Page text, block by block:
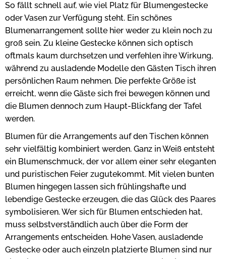
So fällt schnell auf, wie viel Platz für Blumengestecke
oder Vasen zur Verfügung steht. Ein schönes
Blumenarrangement sollte hier weder zu klein noch zu
groß sein. Zu kleine Gestecke können sich optisch
oftmals kaum durchsetzen und verfehlen ihre Wirkung,
während zu ausladende Modelle den Gästen Tisch ihren
persönlichen Raum nehmen. Die perfekte Größe ist
erreicht, wenn die Gäste sich frei bewegen können und
die Blumen dennoch zum Haupt-Blickfang der Tafel
werden.
Blumen für die Arrangements auf den Tischen können
sehr vielfältig kombiniert werden. Ganz in Weiß entsteht
ein Blumenschmuck, der vor allem einer sehr eleganten
und puristischen Feier zugutekommt. Mit vielen bunten
Blumen hingegen lassen sich frühlingshafte und
lebendige Gestecke erzeugen, die das Glück des Paares
symbolisieren. Wer sich für Blumen entschieden hat,
muss selbstverständlich auch über die Form der
Arrangements entscheiden. Hohe Vasen, ausladende
Gestecke oder auch einzeln platzierte Blumen sind nur